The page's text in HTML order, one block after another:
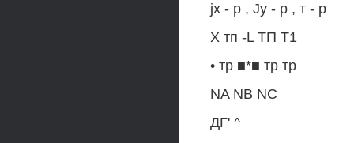
jx - р , Jy - р , т - р
X тп -L ТП Т1
• тр ■*■ тр тр
NA NB NC
ДГ' ^